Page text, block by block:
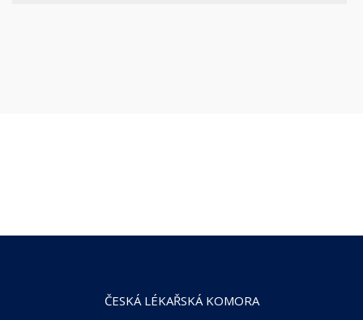
ČESKÁ LÉKAŘSKÁ KOMORA